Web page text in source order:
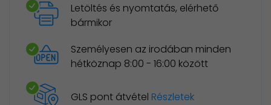
Letöltés és nyomtatás, elérhető
bármikor
Személyesen az irodában minden
hétköznap 8:00 - 16:00 között
GLS pont átvétel Részletek